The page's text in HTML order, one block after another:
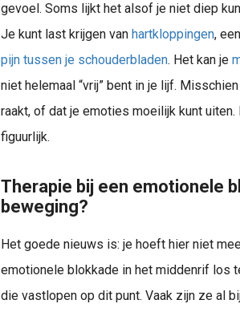
gevoel. Soms lijkt het alsof je niet diep
Je kunt last krijgen van hartkloppingen, een
pijn tussen je schouderbladen. Het kan je
niet helemaal “vrij” bent in je lijf.
raakt, of dat je emoties moeilijk kunt
figuurlijk.
Therapie bij een emotionele
beweging?
Het goede nieuws is: je hoeft hier niet
emotionele blokkade in het middenrif los
die vastlopen op dit punt. Vaak zijn ze al